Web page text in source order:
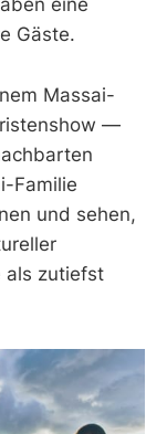
eine
Gäste.
Massai-
—
Familie
und sehen,
als zutiefst